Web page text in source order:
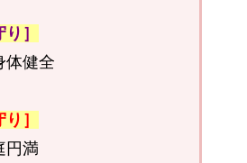
］
体健全
］
円満